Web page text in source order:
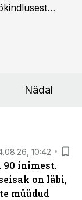
Nädal
10:42
90 inimest.
on läbi,
müüdud